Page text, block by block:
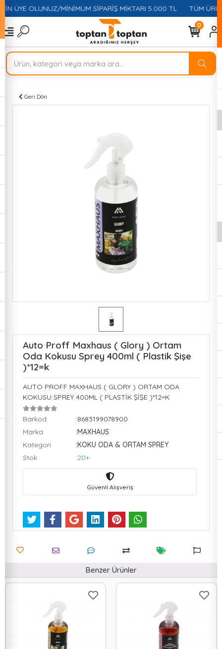
ÜYE OLUNUZ/MİNİMUM SİPARİŞ MİKTARI 5.000 TL TÜM
0
Geri Dön
Auto Proff Maxhaus ( Glory ) Ortam
Oda Kokusu Sprey 400ml ( Plastik Şişe
)*12=k
AUTO PROFF MAXHAUS ( GLORY ) ORTAM ODA
KOKUSU SPREY 400ML ( PLASTİK ŞİŞE )*12=K
Barkod
:8683199078900
Marka
:MAXHAUS
Kategori
:KOKU ODA & ORTAM SPREY
Stok
:20+
Güvenli Alışveriş
Benzer Ürünler